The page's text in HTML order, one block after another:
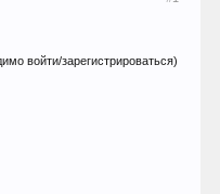
войти/зарегистрироваться)